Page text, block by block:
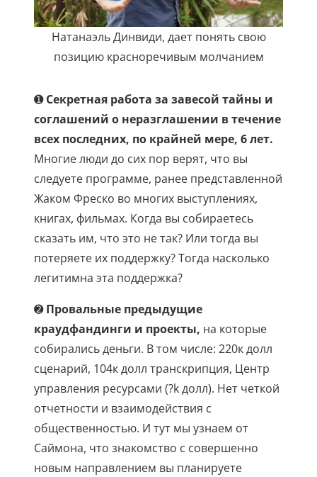
Натанаэль Динвиди, дает понять свою
позицию красноречивым молчанием
➊Секретная работа за завесой тайны и
соглашений о неразглашении в течение
всех последних, по крайней мере, 6 лет.
Многие люди до сих пор верят, что вы
следуете программе, ранее представленной
Жаком Фреско во многих выступлениях,
книгах, фильмах. Когда вы собираетесь
сказать им, что это не так? Или тогда вы
потеряете их поддержку? Тогда насколько
легитимна эта поддержка?
➋Провальные предыдущие
краудфандинги и проекты, на которые
собирались деньги. В том числе: 220к долл
сценарий, 104к долл транскрипция, Центр
управления ресурсами (?k долл). Нет четкой
отчетности и взаимодействия с
общественностью. И тут мы узнаем от
Саймона, что знакомство с совершенно
новым направлением вы планируете